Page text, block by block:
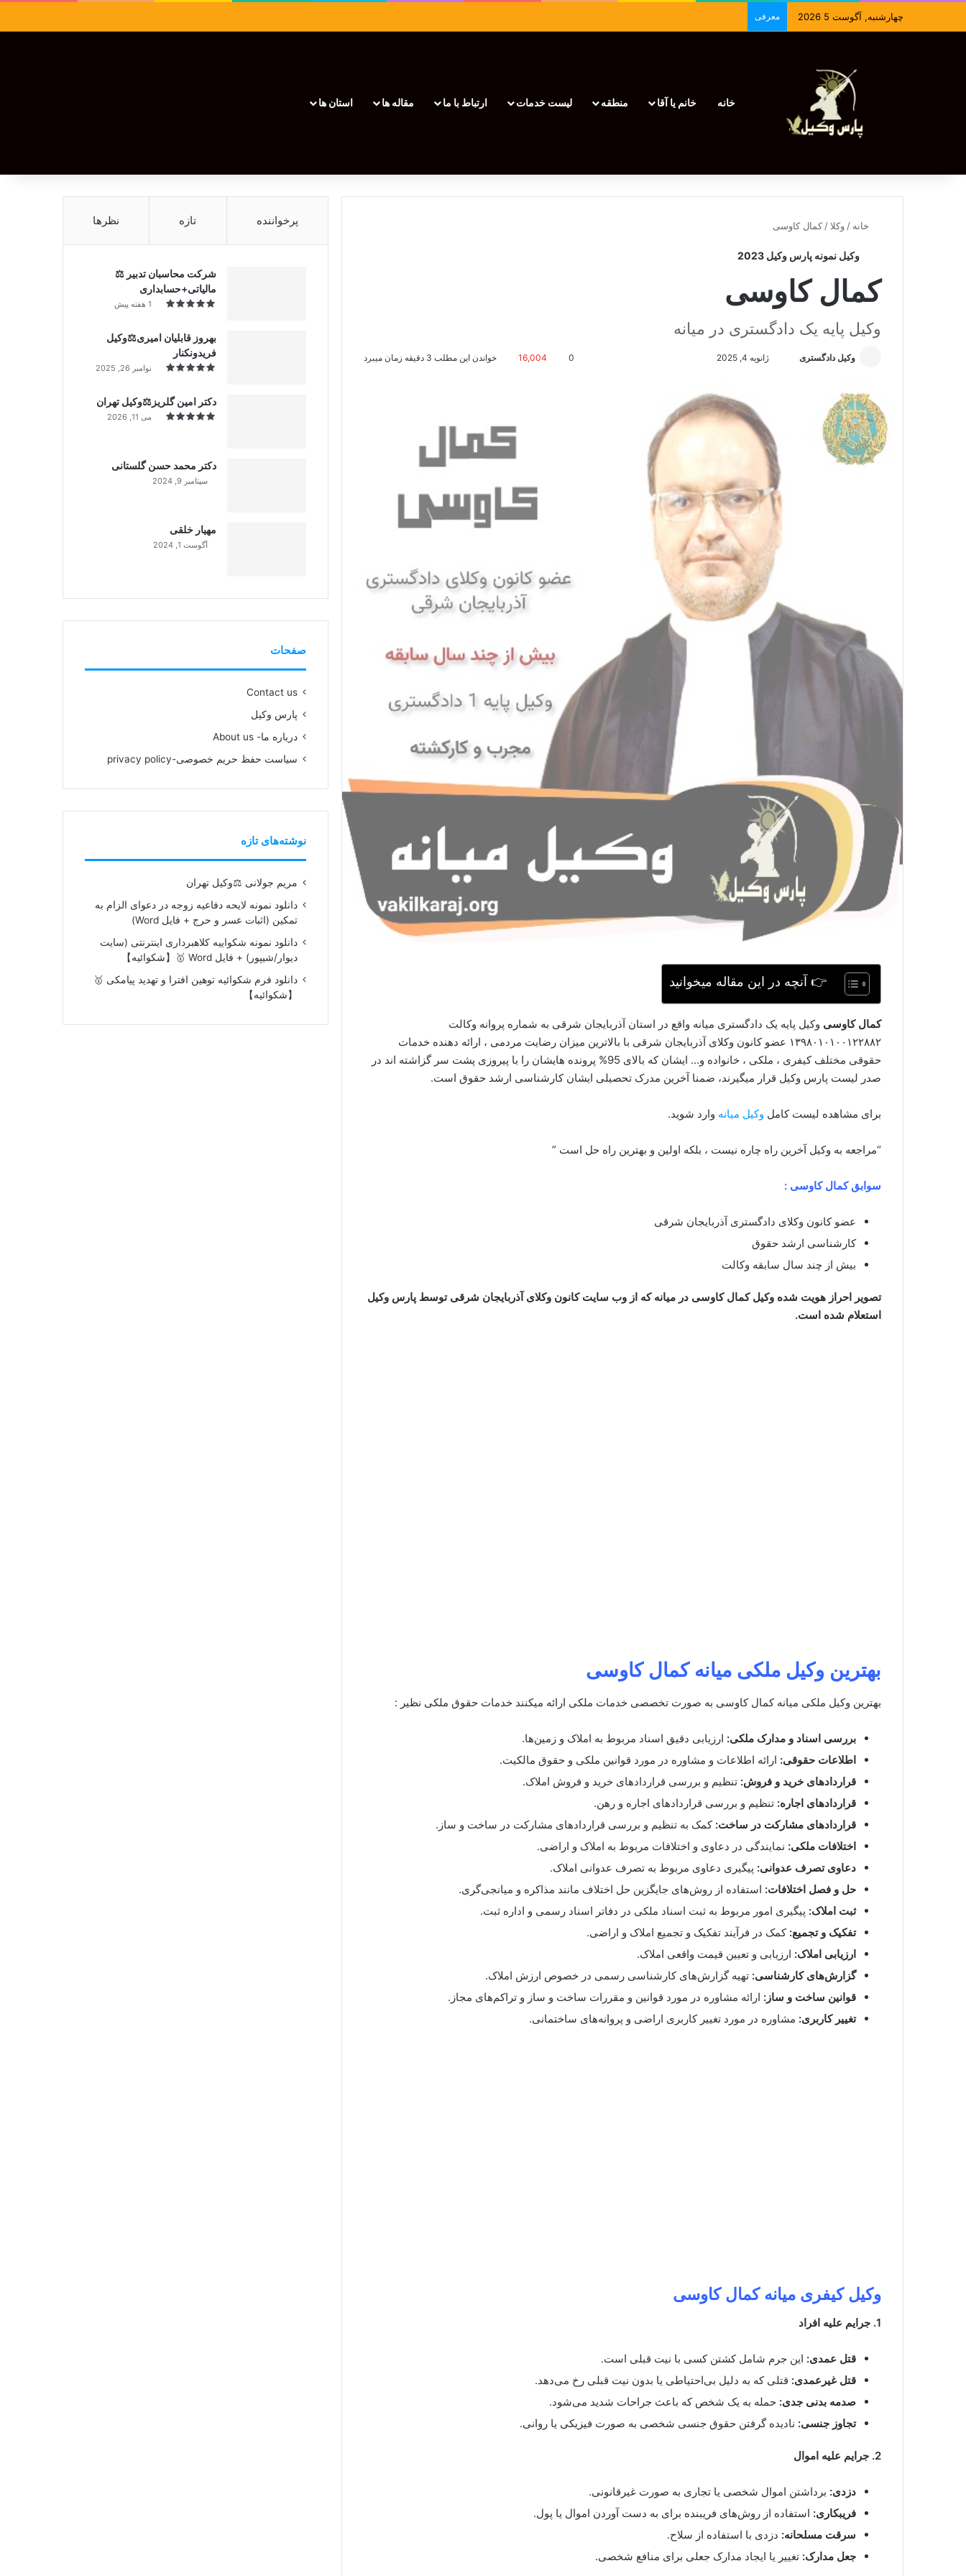
چهارشنبه, آگوست 5 2026 معرفی
خانه خانم یا آقا منطقه لیست خدمات ارتباط با ما مقاله ها استان ها
خانه / وکلا/ کمال کاوسی
وکیل نمونه پارس وکیل 2023
کمال کاوسی
وکیل پایه یک دادگستری در میانه
وکیل دادگستری ژانویه 4, 2025 0
16,004 خواندن این مطلب 3 دقیقه زمان میبرد
👉 آنچه در این مقاله میخوانید
کمال کاوسی وکیل پایه یک دادگستری میانه واقع در استان آذربایجان شرقی به شماره پروانه وکالت
۱۳۹۸۰۱۰۱۰۰۱۲۲۸۸۲ عضو کانون وکلای آذربایجان شرقی با بالاترین میزان رضایت مردمی ، ارائه دهنده خدمات
حقوقی مختلف کیفری ، ملکی ، خانواده و… ایشان که بالای 95% پرونده هایشان را با پیروزی پشت سر گزاشته اند در
صدر لیست پارس وکیل قرار میگیرند، ضمنا آخرین مدرک تحصیلی ایشان کارشناسی ارشد حقوق است.
برای مشاهده لیست کامل وکیل میانه وارد شوید.
“مراجعه به وکیل آخرین راه چاره نیست ، بلکه اولین و بهترین راه حل است ”
سوابق کمال کاوسی :
عضو کانون وکلای دادگستری آذربایجان شرقی
کارشناسی ارشد حقوق
بیش از چند سال سابقه وکالت
تصویر احراز هویت شده وکیل کمال کاوسی در میانه که از وب سایت کانون وکلای آذربایجان شرقی توسط پارس وکیل
استعلام شده است.
بهترین وکیل ملکی میانه کمال کاوسی
بهترین وکیل ملکی میانه کمال کاوسی به صورت تخصصی خدمات ملکی ارائه میکنند خدمات حقوق ملکی نظیر :
بررسی اسناد و مدارک ملکی: ارزیابی دقیق اسناد مربوط به املاک و زمین‌ها.
اطلاعات حقوقی: ارائه اطلاعات و مشاوره در مورد قوانین ملکی و حقوق مالکیت.
قراردادهای خرید و فروش: تنظیم و بررسی قراردادهای خرید و فروش املاک.
قراردادهای اجاره: تنظیم و بررسی قراردادهای اجاره و رهن.
قراردادهای مشارکت در ساخت: کمک به تنظیم و بررسی قراردادهای مشارکت در ساخت و ساز.
اختلافات ملکی: نمایندگی در دعاوی و اختلافات مربوط به املاک و اراضی.
دعاوی تصرف عدوانی: پیگیری دعاوی مربوط به تصرف عدوانی املاک.
حل و فصل اختلافات: استفاده از روش‌های جایگزین حل اختلاف مانند مذاکره و میانجی‌گری.
ثبت املاک: پیگیری امور مربوط به ثبت اسناد ملکی در دفاتر اسناد رسمی و اداره ثبت.
تفکیک و تجمیع: کمک در فرآیند تفکیک و تجمیع املاک و اراضی.
ارزیابی املاک: ارزیابی و تعیین قیمت واقعی املاک.
گزارش‌های کارشناسی: تهیه گزارش‌های کارشناسی رسمی در خصوص ارزش املاک.
قوانین ساخت و ساز: ارائه مشاوره در مورد قوانین و مقررات ساخت و ساز و تراکم‌های مجاز.
تغییر کاربری: مشاوره در مورد تغییر کاربری اراضی و پروانه‌های ساختمانی.
وکیل کیفری میانه کمال کاوسی
1. جرایم علیه افراد
قتل عمدی: این جرم شامل کشتن کسی با نیت قبلی است.
قتل غیرعمدی: قتلی که به دلیل بی‌احتیاطی یا بدون نیت قبلی رخ می‌دهد.
صدمه بدنی جدی: حمله به یک شخص که باعث جراحات شدید می‌شود.
تجاوز جنسی: نادیده گرفتن حقوق جنسی شخصی به صورت فیزیکی یا روانی.
2. جرایم علیه اموال
دزدی: برداشتن اموال شخصی یا تجاری به صورت غیرقانونی.
فریبکاری: استفاده از روش‌های فریبنده برای به دست آوردن اموال یا پول.
سرقت مسلحانه: دزدی با استفاده از سلاح.
جعل مدارک: تغییر یا ایجاد مدارک جعلی برای منافع شخصی.
پرخواننده تازه نظرها
شرکت محاسبان تدبیر ⚖️
مالیاتی+حسابداری
1 هفته پیش
بهروز قابلیان امیری⚖️وکیل
فریدونکنار
نوامبر 26, 2025
دکتر امین گلریز⚖️وکیل تهران
می 11, 2026
دکتر محمد حسن گلستانی
سپتامبر 9, 2024
مهیار خلقی
آگوست 1, 2024
صفحات
Contact us
پارس وکیل
درباره ما- About us
سیاست حفظ حریم خصوصی-privacy policy
نوشته‌های تازه
مریم جولانی ⚖️وکیل تهران
دانلود نمونه لایحه دفاعیه زوجه در دعوای الزام به
تمکین (اثبات عسر و حرج + فایل Word)
دانلود نمونه شکواییه کلاهبرداری اینترنتی (سایت
دیوار/شیپور) + فایل Word 🥇【شکوائیه】
دانلود فرم شکوائیه توهین افترا و تهدید پیامکی 🥇
【شکوائیه】